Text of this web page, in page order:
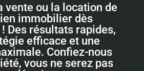
vente ou la location de
immobilier dès
Des résultats rapides,
efficace et une
Confiez-nous
vous ne serez pas